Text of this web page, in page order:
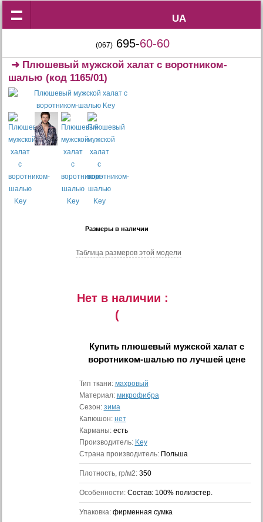
UA
UA
(067) 695-60-60
➜ Плюшевый мужской халат с воротником-
шалью (код 1165/01)
Размеры в наличии
Таблица размеров этой модели
Нет в наличии :
(
Купить плюшевый мужской халат с
воротником-шальюпо лучшей цене
Тип ткани: махровый
Материал: микрофибра
Сезон: зима
Капюшон: нет
Карманы: есть
Производитель: Key
Страна производитель: Польша
Плотность, гр/м2: 350
Особенности: Состав: 100% полиэстер.
Упаковка: фирменная сумка